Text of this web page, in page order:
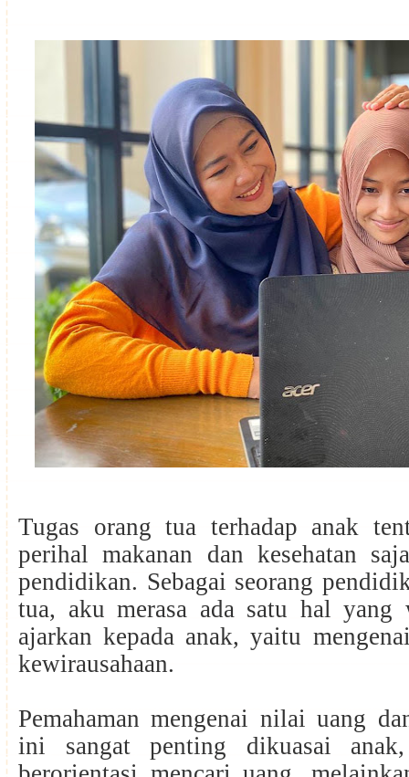
Tugas orang tua terhadap anak
perihal makanan dan kesehatan
pendidikan. Sebagai seorang
tua, aku merasa ada satu hal yang
ajarkan kepada anak, yaitu
kewirausahaan.
Pemahaman mengenai nilai uang
ini sangat penting dikuasai